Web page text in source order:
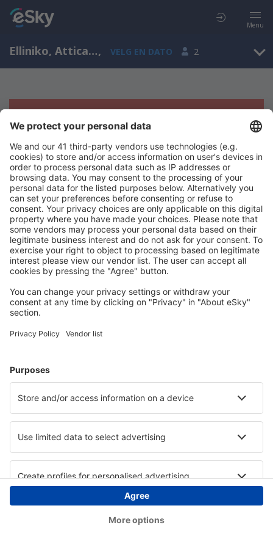
Menu
Elliniko, Attica, Hellas, VELG EN DATO 2
Beklager, søket ga ingen resultater
Prøv å søk etter andre kriterier
Copyright © eSkyTravel.no. Alle rettigheter forbeholdt.